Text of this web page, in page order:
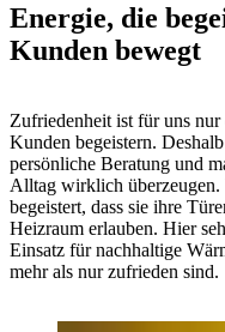
Energie, die
Kunden bewegt
Zufriedenheit ist für uns
Kunden begeistern.
persönliche Beratung und
Alltag wirklich überzeugen.
begeistert, dass sie ihre
Heizraum erlauben. Hier
Einsatz für nachhaltige
mehr als nur zufrieden sind.